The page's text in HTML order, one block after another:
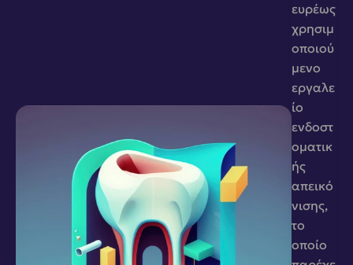
ευρέως
χρησιμ
οποιού
μενο
εργαλε
ίο
ενδοστ
οματικ
ής
απεικό
νισης,
το
οποίο